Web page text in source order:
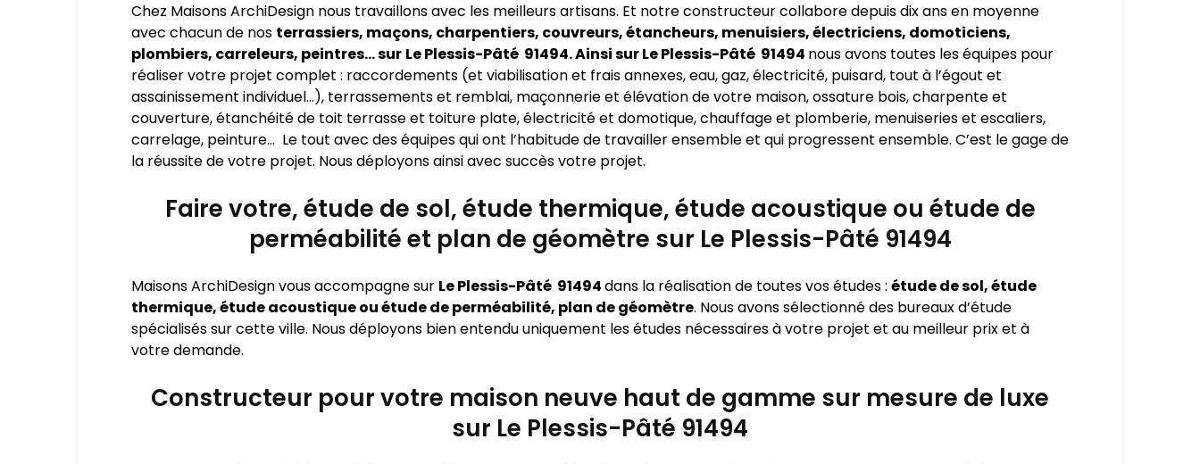
Chez Maisons ArchiDesign nous travaillons avec les meilleurs artisans. Et notre constructeur collabore depuis dix ans en moyenne
avec chacun de nos terrassiers, maçons, charpentiers, couvreurs, étancheurs, menuisiers, électriciens, domoticiens,
plombiers, carreleurs, peintres… sur Le Plessis-Pâté 91494. Ainsi sur Le Plessis-Pâté 91494 nous avons toutes les équipes pour
réaliser votre projet complet : raccordements (et viabilisation et frais annexes, eau, gaz, électricité, puisard, tout à l’égout et
assainissement individuel…), terrassements et remblai, maçonnerie et élévation de votre maison, ossature bois, charpente et
couverture, étanchéité de toit terrasse et toiture plate, électricité et domotique, chauffage et plomberie, menuiseries et escaliers,
carrelage, peinture… Le tout avec des équipes qui ont l’habitude de travailler ensemble et qui progressent ensemble. C’est le gage de
la réussite de votre projet. Nous déployons ainsi avec succès votre projet.
Faire votre, étude de sol, étude thermique, étude acoustique ou étude de
perméabilité et plan de géomètre sur Le Plessis-Pâté 91494
Maisons ArchiDesign vous accompagne sur Le Plessis-Pâté 91494dans la réalisation de toutes vos études : étude de sol, étude
thermique, étude acoustique ou étude de perméabilité, plan de géomètre. Nous avons sélectionné des bureaux d’étude
spécialisés sur cette ville. Nous déployons bien entendu uniquement les études nécessaires à votre projet et au meilleur prix et à
votre demande.
Constructeur pour votre maison neuve haut de gamme sur mesure de luxe
sur Le Plessis-Pâté 91494